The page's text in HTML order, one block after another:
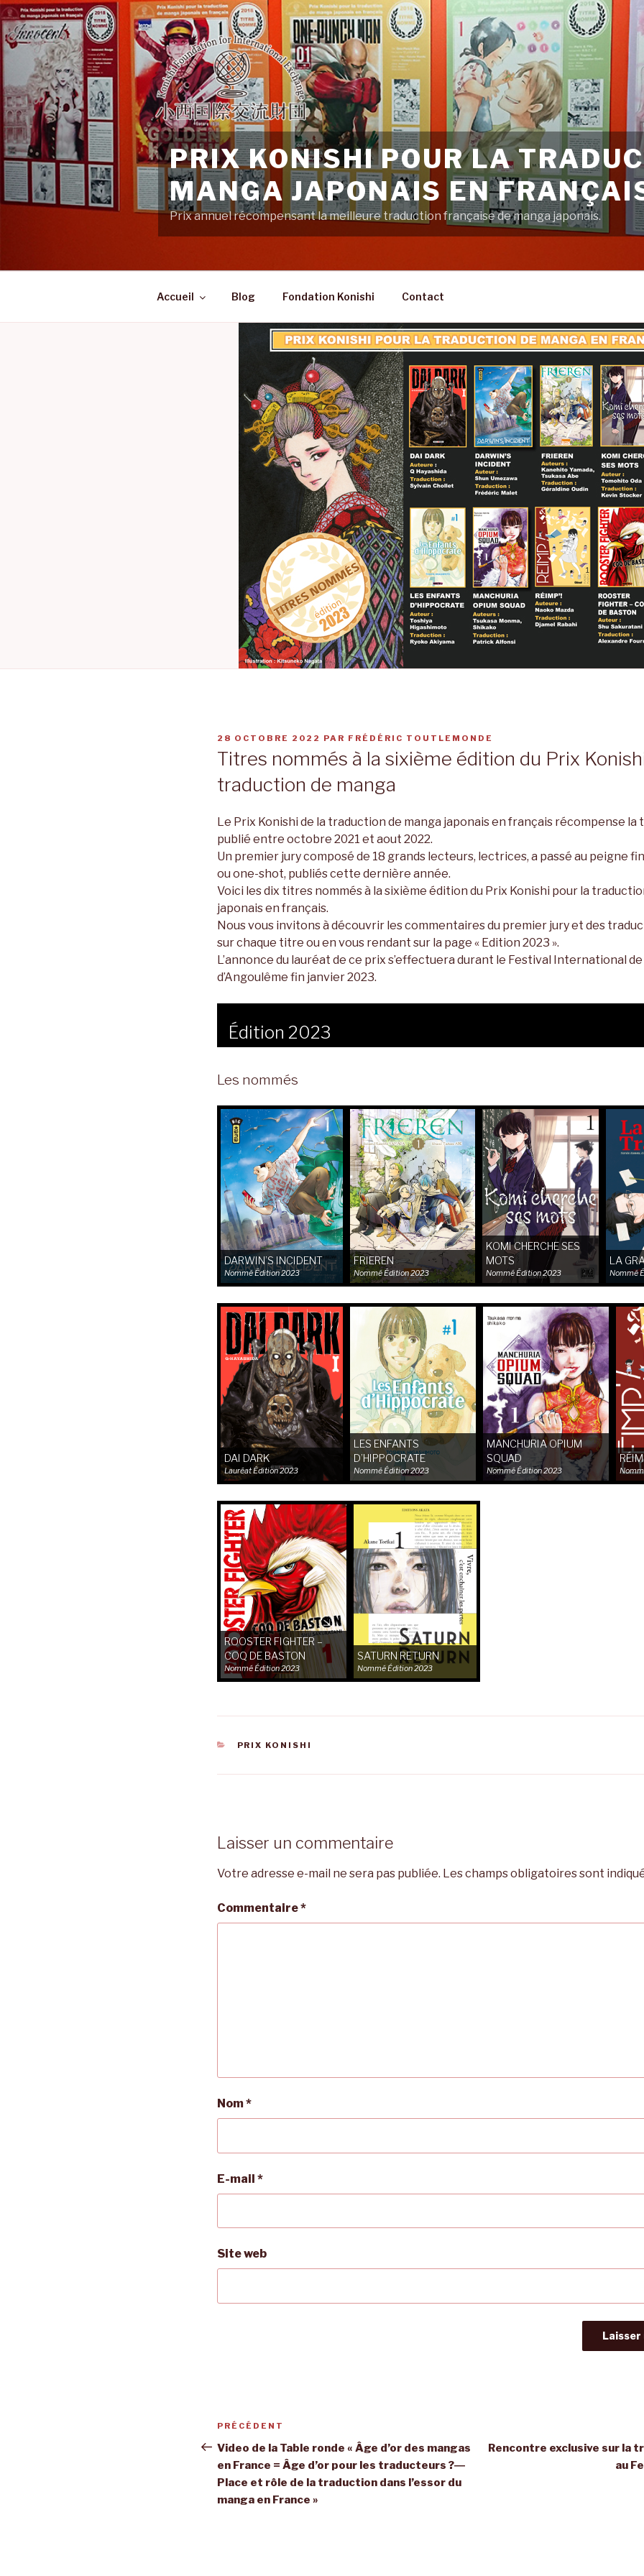
Aller
au
contenu
principal
PRIX KONISHI POUR LA
MANGA JAPONAIS EN
Prix annuel récompensant la meilleure traduction française de manga japonais.
Accueil Blog Fondation Konishi Contact
PUBLIÉ
28 OCTOBRE 2022 PAR FRÉDÉRIC TOUTLEMONDE
Titres nommés à la sixième édition du Prix
traduction de manga
Le Prix Konishi de la traduction de manga japonais en français récompense la
publié entre octobre 2021 et aout 2022.
Un premier jury composé de 18 grands lecteurs, lectrices, a passé au peigne
ou one-shot, publiés cette dernière année.
Voici les dix titres nommés à la sixième édition du Prix Konishi pour la
japonais en français.
Nous vous invitons à découvrir les commentaires du premier jury et des
sur chaque titre ou en vous rendant sur la page « Edition 2023 ».
L’annonce du lauréat de ce prix s’effectuera durant le Festival International
d’Angoulême fin janvier 2023.
Édition 2023
Les nommés
DARWIN’S INCIDENT
NomméÉdition 2023
FRIEREN
NomméÉdition 2023
KOMI CHERCHE SES
MOTS
NomméÉdition 2023
LA
Nommé
DAI DARK
LauréatÉdition 2023
LES ENFANTS
D’HIPPOCRATE
NomméÉdition 2023
MANCHURIA OPIUM
SQUAD
NomméÉdition 2023
ROOSTER FIGHTER –
COQ DE BASTON
NomméÉdition 2023
SATURN RETURN
NomméÉdition 2023
CATÉGORIES
PRIX KONISHI
Laisser un commentaire
Votre adresse e-mail ne sera pas publiée. Les champs obligatoires sont
Commentaire*
Nom*
E-mail *
Site web
Navigation
de
l’article
Article
précédent
PRÉCÉDENT
Video de la Table ronde « Âge d’or des mangas
en France = Âge d’or pour les traducteurs ?―
Place et rôle de la traduction dans l’essor du
manga en France »
Rencontre exclusive sur la
au